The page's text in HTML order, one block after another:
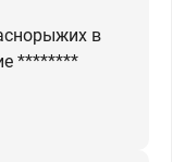
в
********